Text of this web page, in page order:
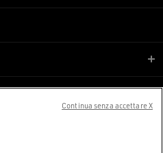
Continua senza accettare X